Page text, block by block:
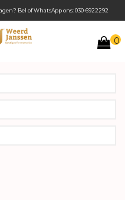
0
Bel of WhatsApp ons: 030-6922292